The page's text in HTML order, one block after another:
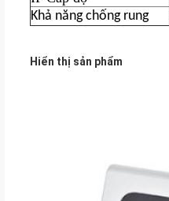
Khả năng chống rung
Hiển thị sản phẩm